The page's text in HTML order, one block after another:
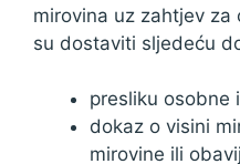
mirovina uz zahtjev za
su dostaviti sljedeću
presliku osobne
dokaz o visini
mirovine ili